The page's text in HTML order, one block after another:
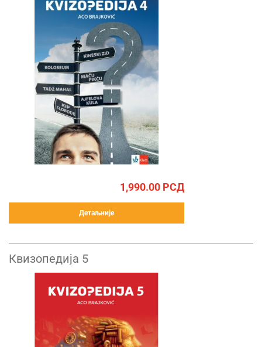
1,990.00 РСД
Детаљније
Квизопедија 5